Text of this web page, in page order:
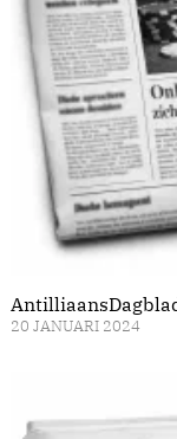
20 JANUARI 2024